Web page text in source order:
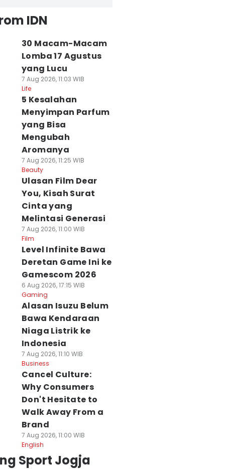
IDN
30 Macam-Macam
Lomba 17 Agustus
yang Lucu
7 Aug 2026, 11:03 WIB
Life
5 Kesalahan
Menyimpan Parfum
yang Bisa
Mengubah
Aromanya
7 Aug 2026, 11:25 WIB
Beauty
Ulasan Film Dear
You, Kisah Surat
Cinta yang
Melintasi Generasi
7 Aug 2026, 11:00 WIB
Film
Level Infinite Bawa
Deretan Game Ini ke
Gamescom 2026
6 Aug 2026, 17:15 WIB
Gaming
Alasan Isuzu Belum
Bawa Kendaraan
Niaga Listrik ke
Indonesia
7 Aug 2026, 11:10 WIB
Business
Cancel Culture:
Why Consumers
Don't Hesitate to
Walk Away From a
Brand
7 Aug 2026, 11:00 WIB
English
Sport Jogja